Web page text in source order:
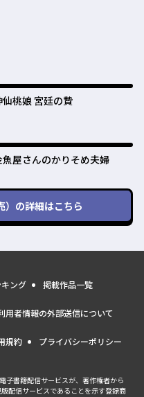
仙桃娘 宮廷の贄
魚屋さんのかりそめ夫婦
の詳細はこちら
キング 掲載作品一覧
用者情報の外部送信について
規約 プライバシーポリシー
子書籍配信サービスが、著作権者から
配信サービスであることを示す登録商